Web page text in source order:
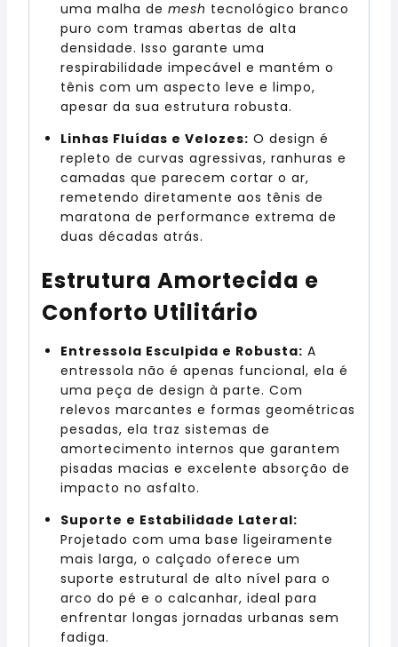
uma malha de mesh tecnológico branco
puro com tramas abertas de alta
densidade. Isso garante uma
respirabilidade impecável e mantém o
tênis com um aspecto leve e limpo,
apesar da sua estrutura robusta.
Linhas Fluídas e Velozes: O design é
repleto de curvas agressivas, ranhuras e
camadas que parecem cortar o ar,
remetendo diretamente aos tênis de
maratona de performance extrema de
duas décadas atrás.
Estrutura Amortecida e
Conforto Utilitário
Entressola Esculpida e Robusta: A
entressola não é apenas funcional, ela é
uma peça de design à parte. Com
relevos marcantes e formas geométricas
pesadas, ela traz sistemas de
amortecimento internos que garantem
pisadas macias e excelente absorção de
impacto no asfalto.
Suporte e Estabilidade Lateral:
Projetado com uma base ligeiramente
mais larga, o calçado oferece um
suporte estrutural de alto nível para o
arco do pé e o calcanhar, ideal para
enfrentar longas jornadas urbanas sem
fadiga.